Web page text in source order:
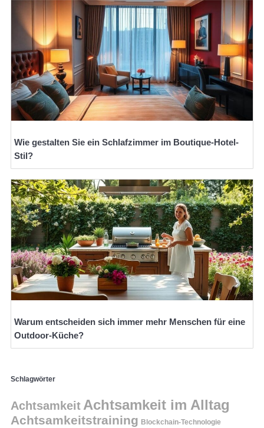
Wie gestalten Sie ein Schlafzimmer im Boutique-Hotel-
Stil?
Warum entscheiden sich immer mehr Menschen für eine
Outdoor-Küche?
Schlagwörter
Achtsamkeit Achtsamkeit im Alltag
Achtsamkeitstraining Blockchain-Technologie